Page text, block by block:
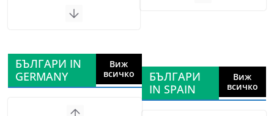
БЪЛГАРИ IN
GERMANY
Виж
всичко
БЪЛГАРИ
IN SPAIN
Виж
всичко